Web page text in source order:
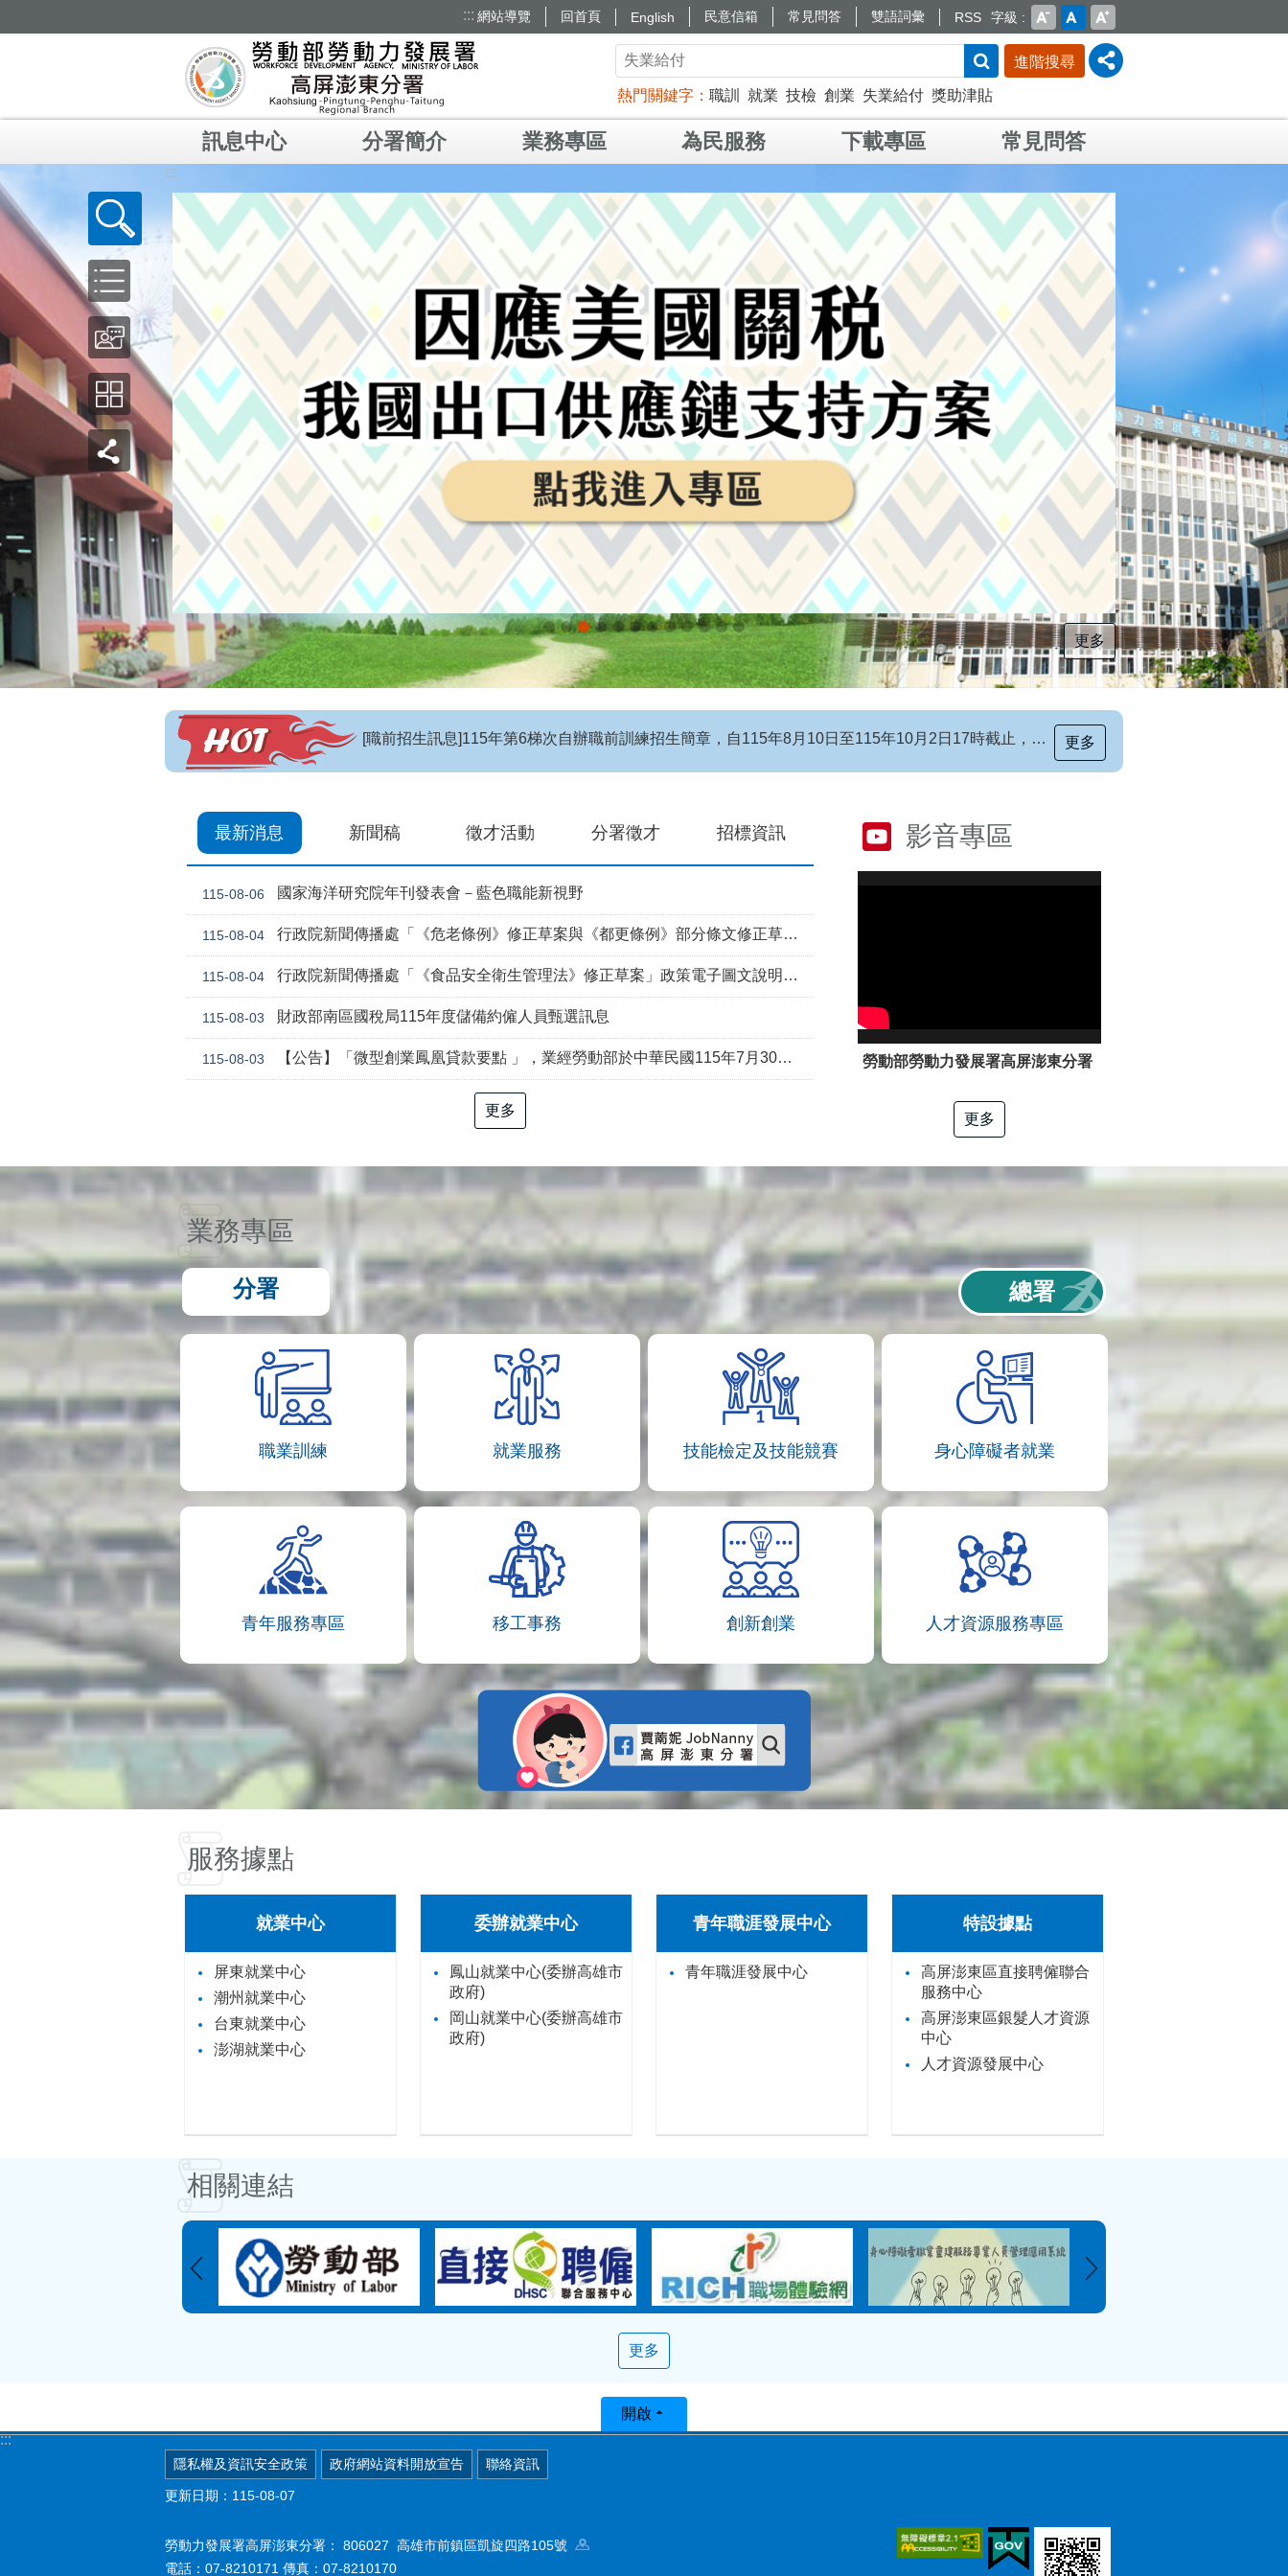
::: 網站導覽 回首頁 English 民意信箱 常見問答 雙語詞彙 RSS 字級
進階搜尋
熱門關鍵字 職訓 就業 技檢 創業 失業給付 獎助津貼
訊息中心 分署簡介 業務專區 為民服務 下載專區 常見問答
:::
更多
[職前招生訊息]115年第6梯次自辦職前訓練招生簡章，自115年8月10日至115年10月2日17時截止，歡迎報名
【招生訊息】115年度第4梯次自辦在職進修訓練招生簡章
更多
最新消息 新聞稿 徵才活動 分署徵才 招標資訊
115-08-06 國家海洋研究院年刊發表會－藍色職能新視野
115-08-04 行政院新聞傳播處「《危老條例》修正草案與《都更條例》部分條文修正草案」政策電子圖文說明資料
115-08-04 行政院新聞傳播處「《食品安全衛生管理法》修正草案」政策電子圖文說明資料
115-08-03 財政部南區國稅局115年度儲備約僱人員甄選訊息
115-08-03 【公告】「微型創業鳳凰貸款要點 」，業經勞動部於中華民國115年7月30日以勞動發創字第1150509757號令修正發布，並自115年8月1日生效。
更多
影音專區
勞動部勞動力發展署高屏澎東分署「電工冷凍」職類介紹
更多
業務專區
分署 總署
職業訓練 就業服務 技能檢定及技能競賽 身心障礙者就業
青年服務專區 移工事務 創新創業 人才資源服務專區
服務據點
就業中心
屏東就業中心
潮州就業中心
台東就業中心
澎湖就業中心
委辦就業中心
鳳山就業中心(委辦高雄市
政府)
岡山就業中心(委辦高雄市
政府)
青年職涯發展中心
青年職涯發展中心
特設據點
高屏澎東區直接聘僱聯合
服務中心
高屏澎東區銀髮人才資源
中心
人才資源發展中心
相關連結
更多
:::
開啟
隱私權及資訊安全政策 政府網站資料開放宣告 聯絡資訊
更新日期：115-08-07
勞動力發展署高屏澎東分署： 806027 高雄市前鎮區凱旋四路105號
電話：07-8210171 傳真：07-8210170